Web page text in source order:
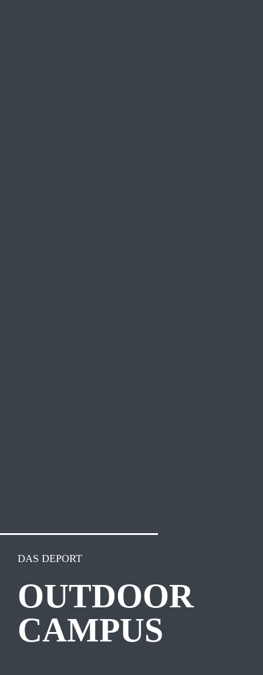
DAS DEPORT
OUTDOOR
CAMPUS